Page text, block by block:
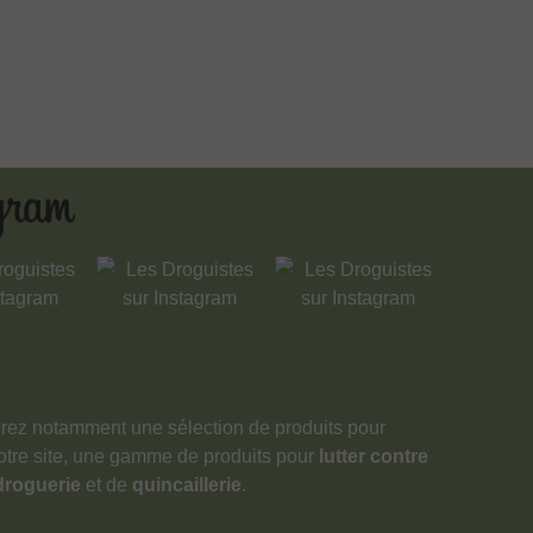
notamment une sélection de produits pour
site, une gamme de produits pour lutter contre
et de quincaillerie.